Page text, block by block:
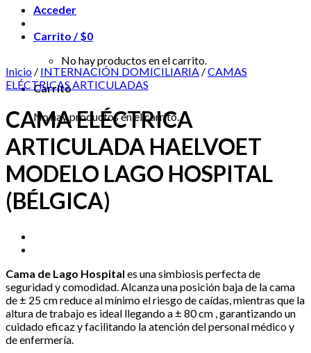
Acceder
Carrito /$0
No hay productos en el carrito.
Carrito
No hay productos en el carrito.
Inicio / INTERNACIÓN DOMICILIARIA /CAMAS
ELÉCTRICAS ARTICULADAS
CAMA ELÉCTRICA
ARTICULADA HAELVOET
MODELO LAGO HOSPITAL
(BÉLGICA)
Cama de Lago Hospital es una simbiosis perfecta de
seguridad y comodidad. Alcanza una posición baja de la cama
de ± 25 cm reduce al mínimo el riesgo de caídas, mientras que la
altura de trabajo es ideal llegando a ± 80 cm , garantizando un
cuidado eficaz y facilitando la atención del personal médico y
de enfermería.